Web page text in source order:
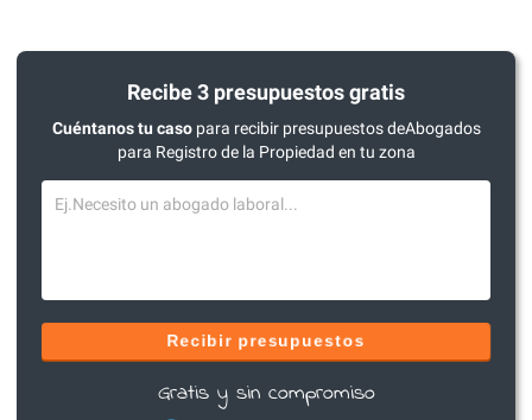
Recibe 3 presupuestos gratis
Cuéntanos tu casopara recibir presupuestos deAbogados
para Registro de la Propiedad en tu zona
Recibir presupuestos
Gratis y sin compromiso